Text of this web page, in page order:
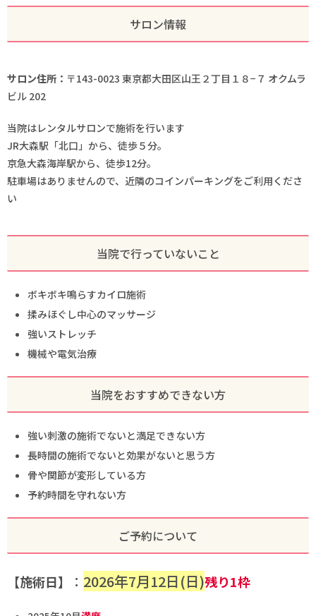
サロン情報
サロン住所： 〒143-0023 東京都大田区山王２丁目１８−７ オクムラ
ビル 202
当院はレンタルサロンで施術を行います
JR大森駅「北口」から、徒歩５分。
京急大森海岸駅から、徒歩12分。
駐車場はありませんので、近隣のコインパーキングをご利用くださ
い
当院で行っていないこと
ボキボキ鳴らすカイロ施術
揉みほぐし中心のマッサージ
強いストレッチ
機械や電気治療
当院をおすすめできない方
強い刺激の施術でないと満足できない方
長時間の施術でないと効果がないと思う方
骨や関節が変形している方
予約時間を守れない方
ご予約について
【施術日】 ： 2026年7月12日(日)残り1枠